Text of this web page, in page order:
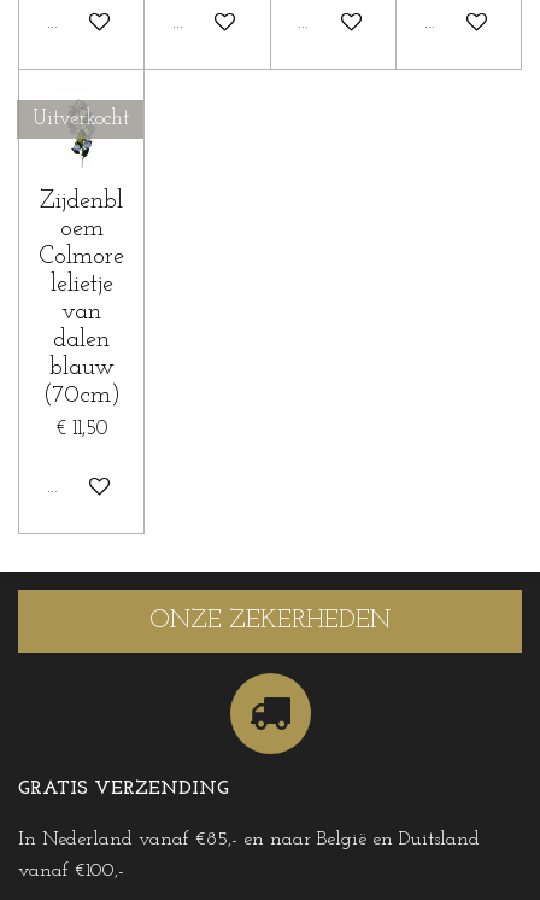
In winkelwagenIn winkelwagenIn winkelwagenIn
Uitverkocht
Zijdenbl
oem
Colmore
lelietje
van
dalen
blauw
(70cm)
€ 11,50
Houd mij op de hoogte
ONZE ZEKERHEDEN
GRATIS VERZENDING
In Nederland vanaf €85,- en naar België en Duitsland
vanaf €100,-